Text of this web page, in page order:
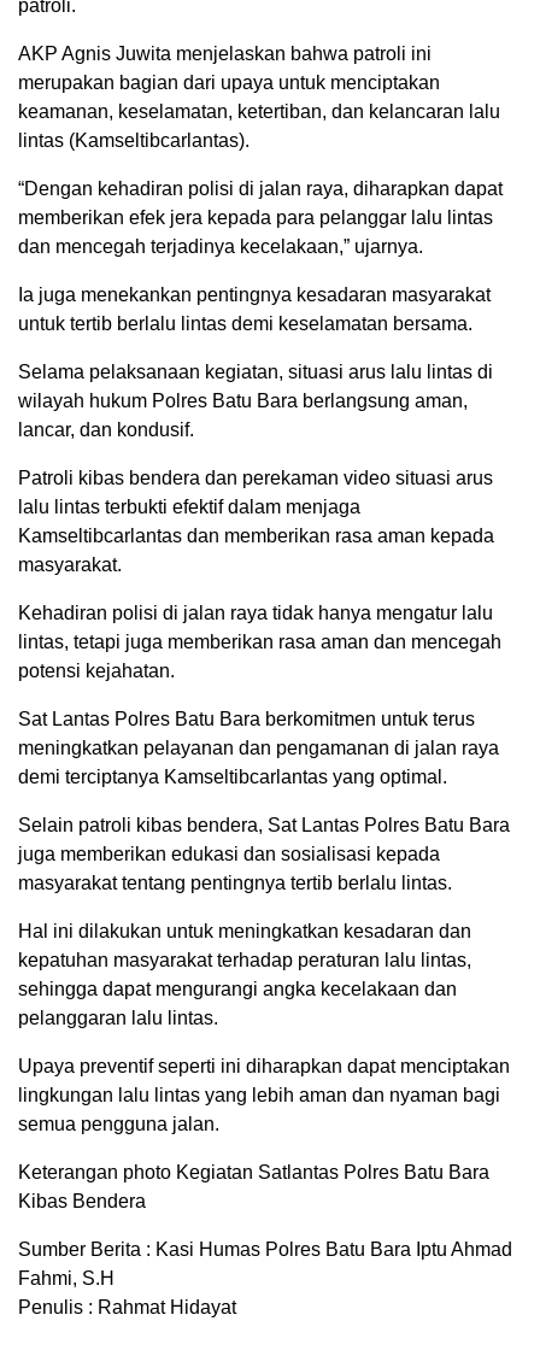
patroli.
AKP Agnis Juwita menjelaskan bahwa patroli ini
merupakan bagian dari upaya untuk menciptakan
keamanan, keselamatan, ketertiban, dan kelancaran lalu
lintas (Kamseltibcarlantas).
“Dengan kehadiran polisi di jalan raya, diharapkan dapat
memberikan efek jera kepada para pelanggar lalu lintas
dan mencegah terjadinya kecelakaan,” ujarnya.
Ia juga menekankan pentingnya kesadaran masyarakat
untuk tertib berlalu lintas demi keselamatan bersama.
Selama pelaksanaan kegiatan, situasi arus lalu lintas di
wilayah hukum Polres Batu Bara berlangsung aman,
lancar, dan kondusif.
Patroli kibas bendera dan perekaman video situasi arus
lalu lintas terbukti efektif dalam menjaga
Kamseltibcarlantas dan memberikan rasa aman kepada
masyarakat.
Kehadiran polisi di jalan raya tidak hanya mengatur lalu
lintas, tetapi juga memberikan rasa aman dan mencegah
potensi kejahatan.
Sat Lantas Polres Batu Bara berkomitmen untuk terus
meningkatkan pelayanan dan pengamanan di jalan raya
demi terciptanya Kamseltibcarlantas yang optimal.
Selain patroli kibas bendera, Sat Lantas Polres Batu Bara
juga memberikan edukasi dan sosialisasi kepada
masyarakat tentang pentingnya tertib berlalu lintas.
Hal ini dilakukan untuk meningkatkan kesadaran dan
kepatuhan masyarakat terhadap peraturan lalu lintas,
sehingga dapat mengurangi angka kecelakaan dan
pelanggaran lalu lintas.
Upaya preventif seperti ini diharapkan dapat menciptakan
lingkungan lalu lintas yang lebih aman dan nyaman bagi
semua pengguna jalan.
Keterangan photo Kegiatan Satlantas Polres Batu Bara
Kibas Bendera
Sumber Berita : Kasi Humas Polres Batu Bara Iptu Ahmad
Fahmi, S.H
Penulis : Rahmat Hidayat